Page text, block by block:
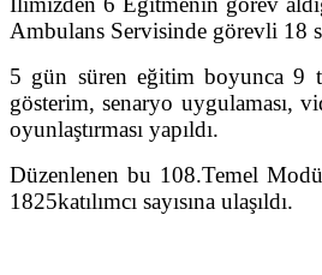
Ambulans Servisinde görevli 18
5 gün süren eğitim boyunca 9
gösterim, senaryo uygulaması,
oyunlaştırması yapıldı.
Düzenlenen bu 108.Temel
1825katılımcı sayısına ulaşıldı.